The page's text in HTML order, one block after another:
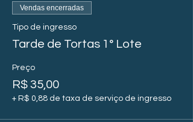
Vendas encerradas
Tipo de ingresso
Tarde de Tortas 1° Lote
Preço
R$ 35,00
+ R$ 0,88 de taxa de serviço de ingresso